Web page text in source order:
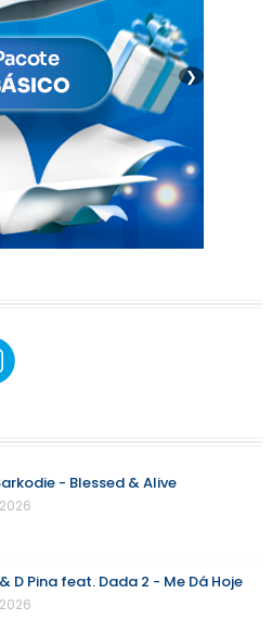
❯
- Blessed & Alive
D Pina feat. Dada 2 - Me Dá Hoje